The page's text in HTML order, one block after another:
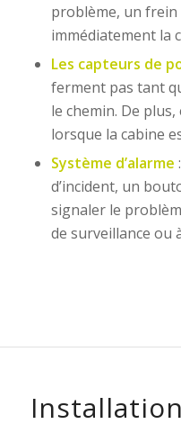
problème, un frein
immédiatement la
Les capteurs de
ferment pas tant
le chemin. De
lorsque la cabine
Système d’alarme
d’incident, un
signaler le
de surveillance ou